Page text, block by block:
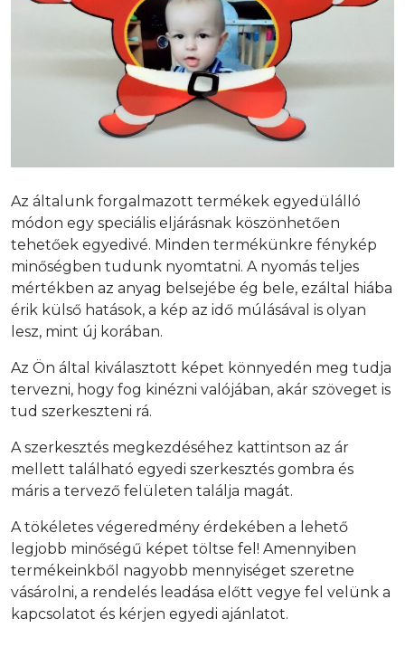
Az általunk forgalmazott termékek egyedülálló
módon egy speciális eljárásnak köszönhetően
tehetőek egyedivé. Minden termékünkre fénykép
minőségben tudunk nyomtatni. A nyomás teljes
mértékben az anyag belsejébe ég bele, ezáltal hiába
érik külső hatások, a kép az idő múlásával is olyan
lesz, mint új korában.
Az Ön által kiválasztott képet könnyedén meg tudja
tervezni, hogy fog kinézni valójában, akár szöveget is
tud szerkeszteni rá.
A szerkesztés megkezdéséhez kattintson az ár
mellett található egyedi szerkesztés gombra és
máris a tervező felületen találja magát.
A tökéletes végeredmény érdekében a lehető
legjobb minőségű képet töltse fel! Amennyiben
termékeinkből nagyobb mennyiséget szeretne
vásárolni, a rendelés leadása előtt vegye fel velünk a
kapcsolatot és kérjen egyedi ajánlatot.